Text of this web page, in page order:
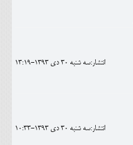
انتشار:سه شنبه 30 دی 1393-13:19
انتشار:سه شنبه 30 دی 1393-10:33